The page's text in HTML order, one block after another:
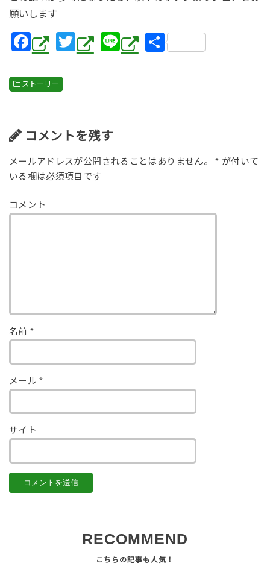
願いします
F
a
c
o
o
k
T
wi
Li
n
共
ストーリー
コメントを残す
メールアドレスが公開されることはありません。 * が付いて
いる欄は必須項目です
コメント
名前 *
メール*
サイト
RECOMMEND